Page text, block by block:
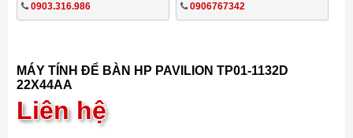
0903.316.986
0906767342
MÁY TÍNH ĐỂ BÀN HP PAVILION TP01-1132D
22X44AA
Liên hệ